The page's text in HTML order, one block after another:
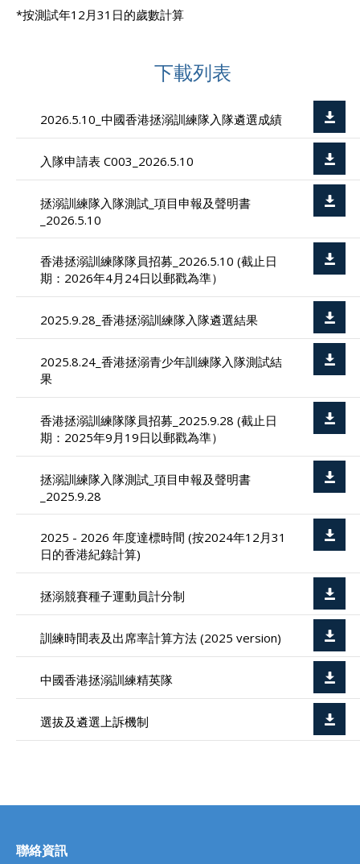
*按測試年12月31日的歲數計算
下載列表
2026.5.10_中國香港拯溺訓練隊入隊遴選成績
入隊申請表 C003_2026.5.10
拯溺訓練隊入隊測試_項目申報及聲明書
_2026.5.10
香港拯溺訓練隊隊員招募_2026.5.10 (截止日
期：2026年4月24日以郵戳為準）
2025.9.28_香港拯溺訓練隊入隊遴選結果
2025.8.24_香港拯溺青少年訓練隊入隊測試結
果
香港拯溺訓練隊隊員招募_2025.9.28 (截止日
期：2025年9月19日以郵戳為準）
拯溺訓練隊入隊測試_項目申報及聲明書
_2025.9.28
2025 - 2026 年度達標時間 (按2024年12月31
日的香港紀錄計算)
拯溺競賽種子運動員計分制
訓練時間表及出席率計算方法 (2025 version)
中國香港拯溺訓練精英隊
選拔及遴選上訴機制
聯絡資訊